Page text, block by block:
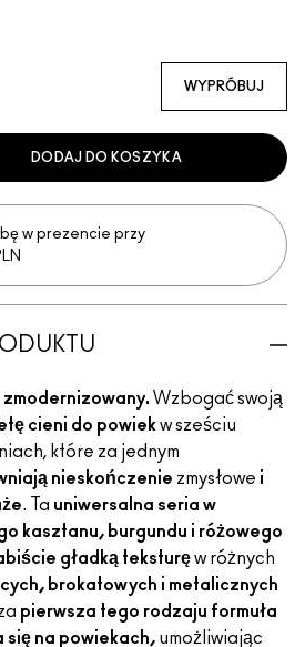
WYPRÓBUJ
DODAJ DO KOSZYKA
w prezencie przy
zmodernizowany. Wzbogać swoją
cieni do powiekw sześciu
które za jednym
nieskończenie zmysłowe i
. Ta uniwersalna seria w
kasztanu, burgundu i różowego
gładką teksturęw różnych
brokatowych i metalicznych
pierwsza tego rodzaju formuła
się na powiekach, umożliwiając